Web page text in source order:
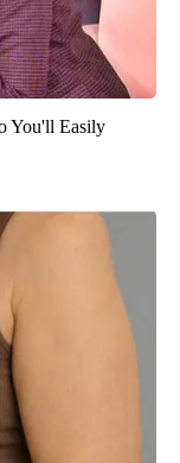
You'll Easily